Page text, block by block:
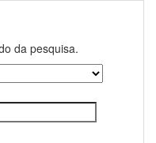
da pesquisa.